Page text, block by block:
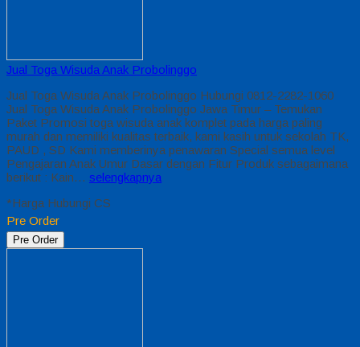
Jual Toga Wisuda Anak Probolinggo
Jual Toga Wisuda Anak Probolinggo Hubungi 0812-2282-1060
Jual Toga Wisuda Anak Probolinggo Jawa Timur – Temukan
Paket Promosi toga wisuda anak komplet pada harga paling
murah dan memiliki kualitas terbaik, kami kasih untuk sekolah TK,
PAUD , SD Kami memberinya penawaran Special semua level
Pengajaran Anak Umur Dasar dengan Fitur Produk sebagaimana
berikut : Kain… selengkapnya
*Harga Hubungi CS
Pre Order
Pre Order